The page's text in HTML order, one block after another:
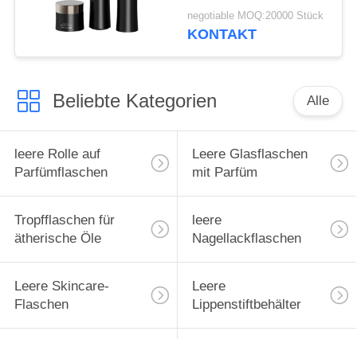
undurchsichtige PETG-
Flaschen,
negotiable MOQ:20000 Stück
KONTAKT
Beliebte Kategorien Alle
leere Rolle auf
Parfümflaschen
Leere Glasflaschen
mit Parfüm
Tropfflaschen für
ätherische Öle
leere
Nagellackflaschen
Leere Skincare-
Flaschen
Leere
Lippenstiftbehälter